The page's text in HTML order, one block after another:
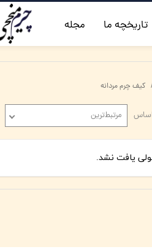
تاریخچه ما مجله
کیف چرم مردانه
اساس مرتبط‌ترین
یافت نشد.